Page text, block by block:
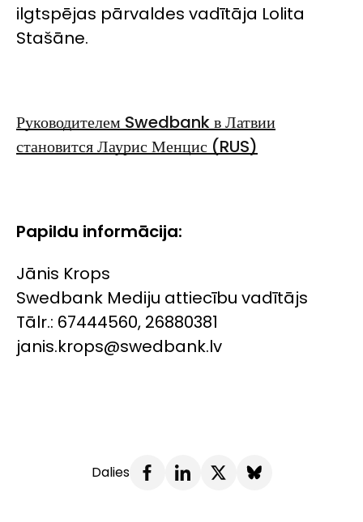
ilgtspējas pārvaldes vadītāja Lolita
Stašāne.
Руководителем Swedbank в Латвии
становится Лаурис Менцис (RUS)
Papildu informācija:
Jānis Krops
Swedbank Mediju attiecību vadītājs
Tālr.: 67444560, 26880381
janis.krops@swedbank.lv
Dalies